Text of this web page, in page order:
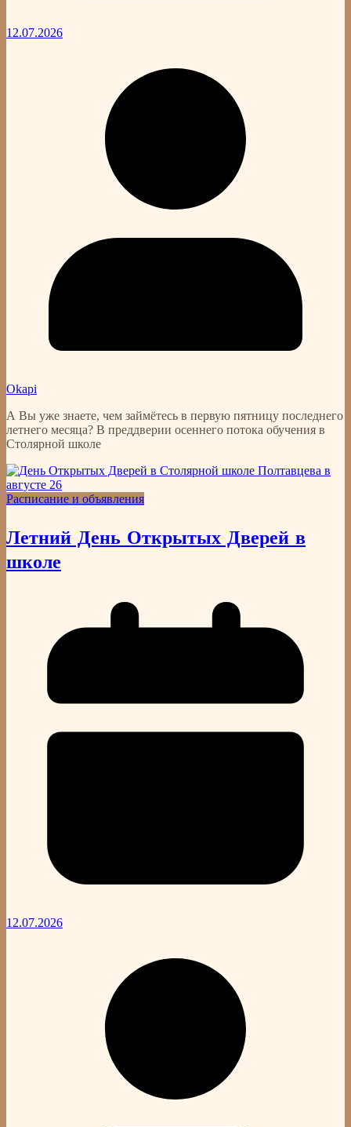
12.07.2026
Okapi
А Вы уже знаете, чем займётесь в первую пятницу последнего
летнего месяца? В преддверии осеннего потока обучения в
Столярной школе
Расписание и объявления
Летний День Открытых Дверей в
школе
12.07.2026